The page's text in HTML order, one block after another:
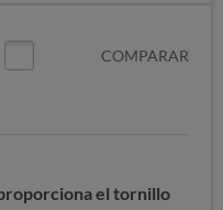
COMPARAR
el tornillo